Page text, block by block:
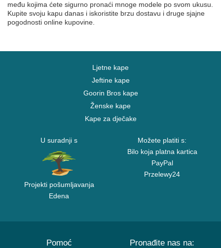
među kojima ćete sigurno pronaći mnoge modele po svom ukusu.
Kupite svoju kapu danas i iskoristite brzu dostavu i druge sjajne
pogodnosti online kupovine.
Ljetne kape
Jeftine kape
Goorin Bros kape
Ženske kape
Kape za dječake
U suradnji s
Projekti pošumljavanja
Edena
Možete platiti s:
Bilo koja platna kartica
PayPal
Przelewy24
Pomoć Pronađite nas na: